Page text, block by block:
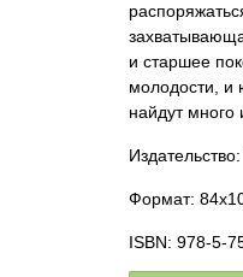
и старшее
молодости, и
найдут много
Формат:
ISBN: 978-5-